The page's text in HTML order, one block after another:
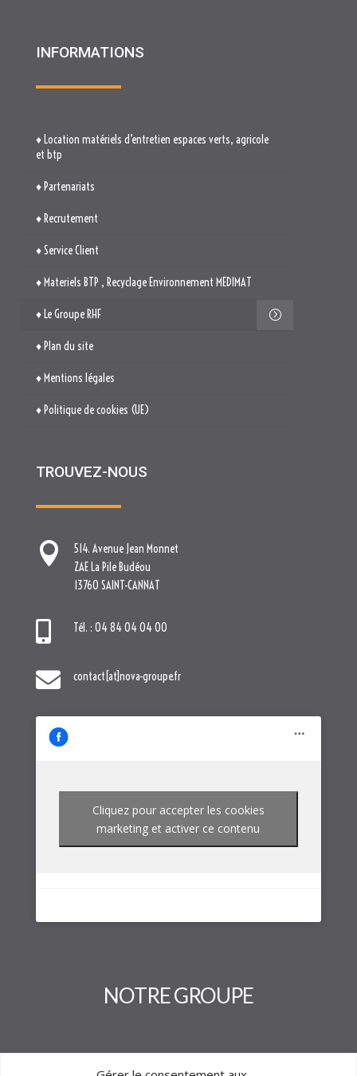
INFORMATIONS
♦ Location matériels d’entretien espaces verts, agricole
et btp
♦ Partenariats
♦ Recrutement
♦ Service Client
♦ Materiels BTP , Recyclage Environnement MEDIMAT
♦ Le Groupe RHF
♦ Plan du site
♦ Mentions légales
♦ Politique de cookies (UE)
TROUVEZ-NOUS

514. Avenue Jean Monnet
ZAE La Pile Budéou
13760 SAINT-CANNAT
 Tél. : 04 84 04 04 00
 contact[at]nova-groupe.fr
Cliquez pour accepter les cookies
marketing et activer ce contenu
NOTRE GROUPE